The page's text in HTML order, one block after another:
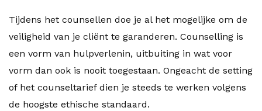
Tijdens het counsellen doe je al het mogelijke om de
veiligheid van je cliënt te garanderen. Counselling is
een vorm van hulpverlenin, uitbuiting in wat voor
vorm dan ook is nooit toegestaan. Ongeacht de setting
of het counseltarief dien je steeds te werken volgens
de hoogste ethische standaard.